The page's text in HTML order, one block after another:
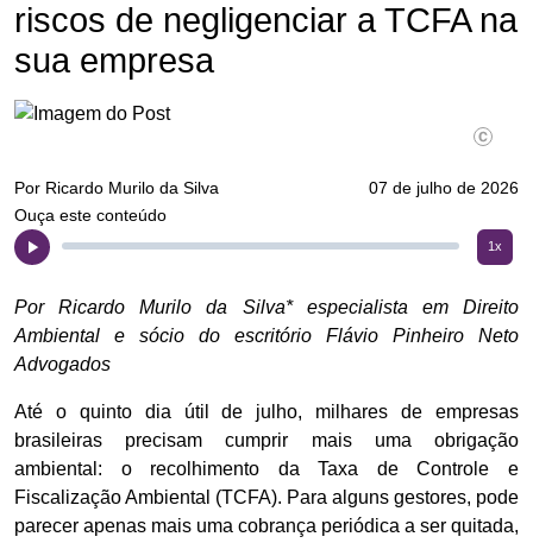
riscos de negligenciar a TCFA na
sua empresa
​​​​​​​Por Ricardo Murilo da Silva
07 de julho de 2026
Ouça este conteúdo
1x
Por Ricardo Murilo da Silva* especialista em Direito
Ambiental e sócio do escritório Flávio Pinheiro Neto
Advogados
Até o quinto dia útil de julho, milhares de empresas
brasileiras precisam cumprir mais uma obrigação
ambiental: o recolhimento da Taxa de Controle e
Fiscalização Ambiental (TCFA). Para alguns gestores, pode
parecer apenas mais uma cobrança periódica a ser quitada,